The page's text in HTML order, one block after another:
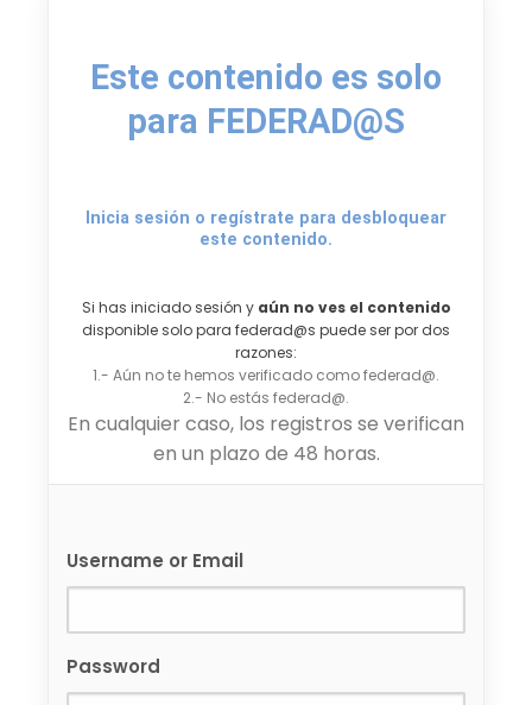
Este contenido es solo
para FEDERAD@S
Inicia sesión o regístrate para desbloquear
este contenido.
Si has iniciado sesión yaún no ves el contenido
disponible solo para federad@s puede ser por dos
razones:
1.- Aún no te hemos verificado como federad@.
2.- No estás federad@.
En cualquier caso, los registros se verifican
en un plazo de 48 horas.
Username or Email
Password